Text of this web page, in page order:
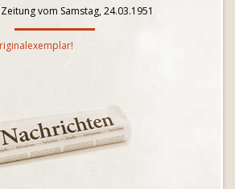
vom Samstag, 24.03.1951